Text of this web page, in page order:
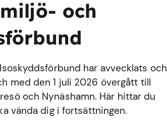
och
har avvecklats och
med den 1 juli 2026 övergått till
och Nynäshamn. Här hittar du
vända dig i fortsättningen.